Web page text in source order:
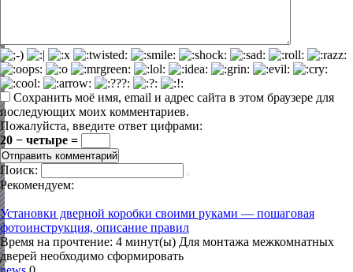
Сохранить моё имя, email и адрес сайта в этом браузере для
последующих моих комментариев.
Пожалуйста, введите ответ цифрами:
20 − четыре =
Поиск:
Рекомендуем:
Установки дверной коробки своими руками — пошаговая
фотоинструкция, описание правил
Время на прочтение: 4 минут(ы) Для монтажа межкомнатных
дверей необходимо сформировать